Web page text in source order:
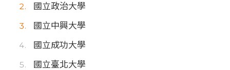
國立政治大學
國立中興大學
國立成功大學
國立臺北大學